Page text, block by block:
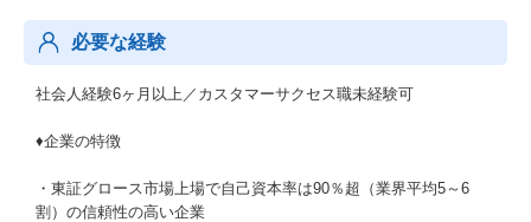
必要な経験
社会人経験6ヶ月以上／カスタマーサクセス職未経験可
♦企業の特徴
・東証グロース市場上場で自己資本率は90％超（業界平均5～6
割）の信頼性の高い企業